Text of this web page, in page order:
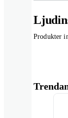
Produkter